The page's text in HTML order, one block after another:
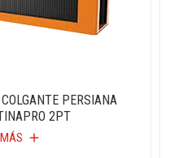
PERSIANA
2PT
add